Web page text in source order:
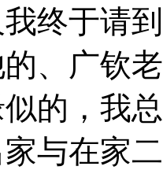
终于请
、广钦
的，我
与在家